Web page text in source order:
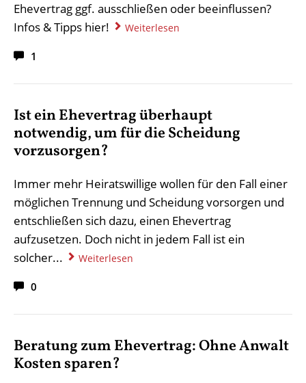
Ehevertrag ggf. ausschließen oder beeinflussen?
Infos & Tipps hier!
Weiterlesen
1
Ist ein Ehevertrag überhaupt
notwendig, um für die Scheidung
vorzusorgen?
Immer mehr Heiratswillige wollen für den Fall einer
möglichen Trennung und Scheidung vorsorgen und
entschließen sich dazu, einen Ehevertrag
aufzusetzen. Doch nicht in jedem Fall ist ein
solcher...
Weiterlesen
0
Beratung zum Ehevertrag: Ohne Anwalt
Kosten sparen?